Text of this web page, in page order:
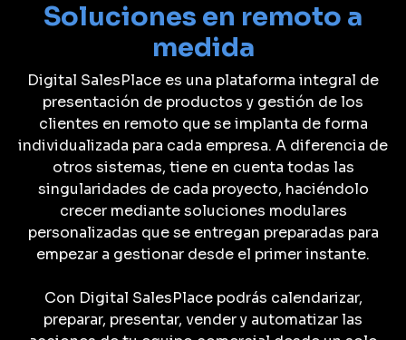
Soluciones en remoto a
medida
Digital SalesPlace es una plataforma integral de
presentación de productos y gestión de los
clientes en remoto que se implanta de forma
individualizada para cada empresa. A diferencia de
otros sistemas, tiene en cuenta todas las
singularidades de cada proyecto, haciéndolo
crecer mediante soluciones modulares
personalizadas que se entregan preparadas para
empezar a gestionar desde el primer instante.
Con Digital SalesPlace podrás calendarizar,
preparar, presentar, vender y automatizar las